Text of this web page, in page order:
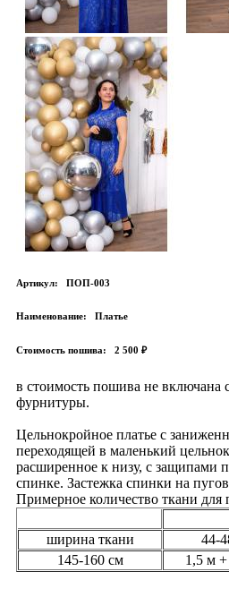
Артикул: ПОП-003
Наименование: Платье
Стоимость пошива: 2 500 ₽
в стоимость пошива не включана
фурнитуры.
Цельнокройное платье с
переходящей в маленький
расширенное к низу, с защипами
спинке. Застежка спинки на
Примерное количество ткани для
ширина ткани
44-
145-160 см
1,5 м